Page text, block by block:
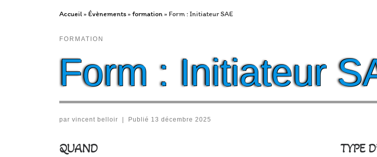
Accueil »Évènements»formation » Form : Initiateur SAE
FORMATION
Form : Initiateur
par vincent belloir Publié 13 décembre 2025
QUAND TYPE